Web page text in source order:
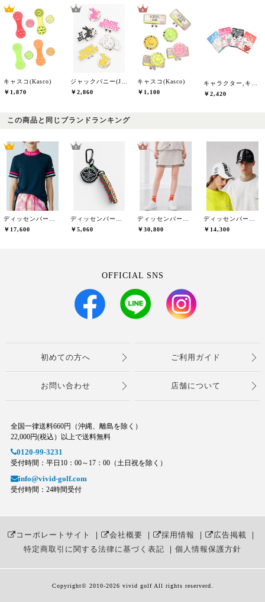
キャスコ(Kasco)
￥1,870
￥2,860
キャスコ(Kasco)
￥1,100
￥2,420
この商品と同じブランドランキング
ディッセンバーメイ(DECEMBERMAY)
￥17,600
ディッセンバーメイ(DECEMBERMAY)
￥5,060
ディッセンバーメイ(DECEMBERMAY)
￥30,800
ディッセンバーメイ(DECEMBERMAY)
￥14,300
OFFICIAL SNS
初めての方へ ご利用ガイド
お問い合わせ 店舗について
全国一律送料660円（沖縄、離島を除く）
22,000円(税込）以上で送料無料
0120-99-3231
受付時間：平日10：00～17：00（土日祝を除く）
info@vivid-golf.com
受付時間：24時間受付
コーポレートサイト ｜ 会社概要 ｜ 採用情報 ｜ 広告掲載 ｜
特定商取引に関する法律に基づく表記 ｜ 個人情報保護方針
Copyright© 2010-2026 vivid golf All rights reserverd.